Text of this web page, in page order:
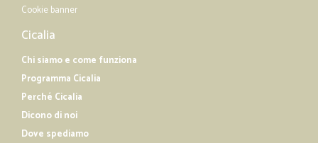
Cookie banner
Cicalia
Chi siamo e come funziona
Programma Cicalia
Perché Cicalia
Dicono di noi
Dove spediamo